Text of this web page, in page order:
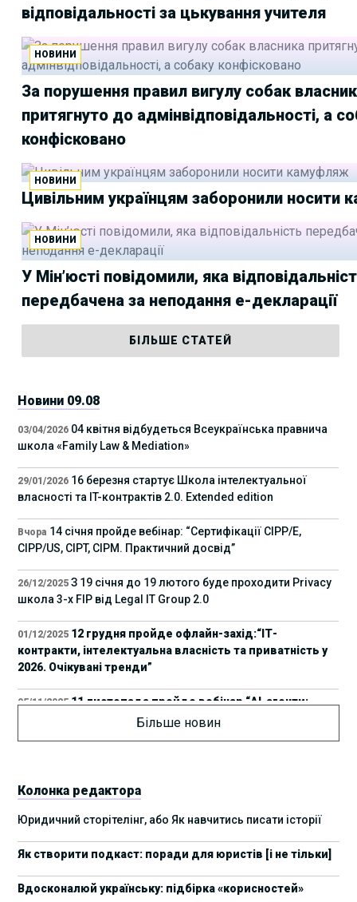
відповідальності за цькування учителя
НОВИНИ
За порушення правил вигулу собак
притягнуто до адмінвідповідальності, а
конфісковано
НОВИНИ
Цивільним українцям заборонили носити
НОВИНИ
У Мін’юсті повідомили, яка
передбачена за неподання е-декларації
БІЛЬШЕ СТАТЕЙ
Новини 09.08
03/04/2026 04 квітня відбудеться Всеукраїнська правнича
школа «Family Law & Mediation»
29/01/2026 16 березня стартує Школа інтелектуальної
власності та IT-контрактів 2.0. Extended edition
Вчора 14 січня пройде вебінар: “Сертифікації СІРР/Е,
CIPP/US, CIPT, CIPM. Практичний досвід”
26/12/2025 З 19 січня до 19 лютого буде проходити Privacy
школа 3-х FIP від Legal IT Group 2.0
01/12/2025 12 грудня пройде офлайн-захід:“ІТ-
контракти, інтелектуальна власність та приватність у
2026. Очікувані тренди”
05/11/2025 11 листопада пройде вебінар “AI-агенти:
прайвесі, IP та комплаєнс ризики”
17 листопада стартує Школа юридичної
підтримки ШІ-проєктів від Legal IT Group
19/09/2025 4 жовтня пройде щорічний забіг до Дня
Більше новин
Колонка редактора
Юридичний сторітелінг, або Як навчитись писати історії
Як створити подкаст: поради для юристів [і не тільки]
Вдосконалюй українську: підбірка «корисностей»